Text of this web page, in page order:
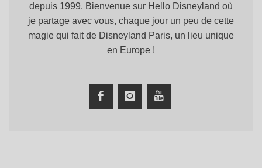
depuis 1999. Bienvenue sur Hello Disneyland où
je partage avec vous, chaque jour un peu de cette
magie qui fait de Disneyland Paris, un lieu unique
en Europe !